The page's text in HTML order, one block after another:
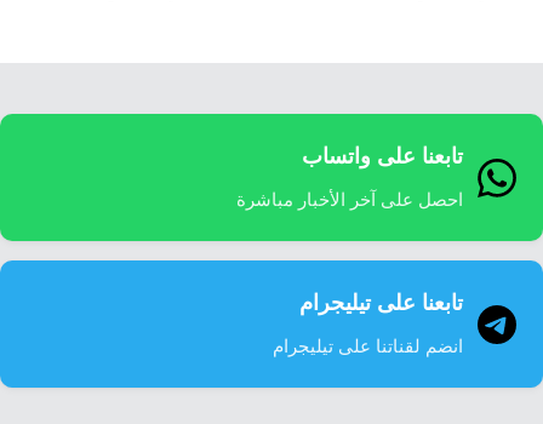
تابعنا على واتساب
احصل على آخر الأخبار مباشرة
تابعنا على تيليجرام
انضم لقناتنا على تيليجرام